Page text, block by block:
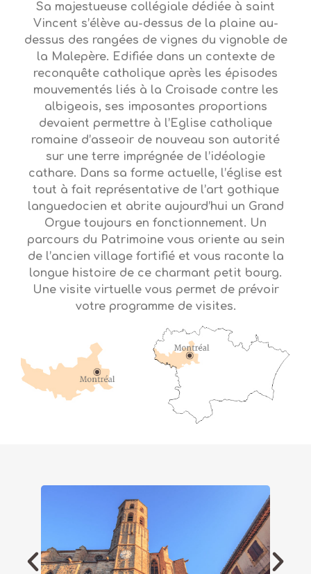
Sa majestueuse collégiale dédiée à saint
Vincent s’élève au-dessus de la plaine au-
dessus des rangées de vignes du vignoble de
la Malepère. Edifiée dans un contexte de
reconquête catholique après les épisodes
mouvementés liés à la Croisade contre les
albigeois, ses imposantes proportions
devaient permettre à l’Eglise catholique
romaine d’asseoir de nouveau son autorité
sur une terre imprégnée de l’idéologie
cathare. Dans sa forme actuelle, l’église est
tout à fait représentative de l’art gothique
languedocien et abrite aujourd’hui un Grand
Orgue toujours en fonctionnement. Un
parcours du Patrimoine vous oriente au sein
de l’ancien village fortifié et vous raconte la
longue histoire de ce charmant petit bourg.
Une visite virtuelle vous permet de prévoir
votre programme de visites.